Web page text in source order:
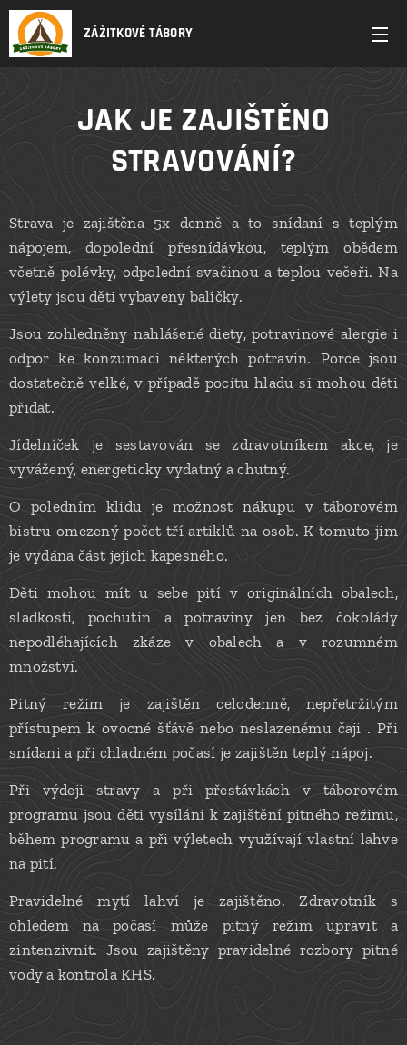
ZÁŽITKOVÉ TÁBORY
JAK JE ZAJIŠTĚNO
STRAVOVÁNÍ?
Strava je zajištěna 5x denně a to snídaní s teplým
nápojem, dopolední přesnídávkou, teplým obědem
včetně polévky, odpolední svačinou a teplou večeři. Na
výlety jsou děti vybaveny balíčky.
Jsou zohledněny nahlášené diety, potravinové alergie i
odpor ke konzumaci některých potravin. Porce jsou
dostatečně velké, v případě pocitu hladu si mohou děti
přidat.
Jídelníček je sestavován se zdravotníkem akce, je
vyvážený, energeticky vydatný a chutný.
O poledním klidu je možnost nákupu v táborovém
bistru omezený počet tří artiklů na osob. K tomuto jim
je vydána část jejich kapesného.
Děti mohou mít u sebe pití v originálních obalech,
sladkosti, pochutin a potraviny jen bez čokolády
nepodléhajících zkáze v obalech a v rozumném
množství.
Pitný režim je zajištěn celodenně, nepřetržitým
přístupem k ovocné šťávě nebo neslazenému čaji . Při
snídani a při chladném počasí je zajištěn teplý nápoj.
Při výdeji stravy a při přestávkách v táborovém
programu jsou děti vysíláni k zajištění pitného režimu,
během programu a při výletech využívají vlastní lahve
na pití.
Pravidelné mytí lahví je zajištěno. Zdravotník s
ohledem na počasí může pitný režim upravit a
zintenzivnit. Jsou zajištěny pravidelné rozbory pitné
vody a kontrola KHS.